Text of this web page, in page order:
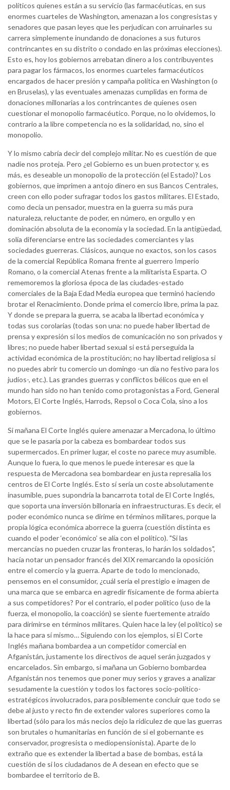
políticos quienes están a su servicio (las farmacéuticas, en sus
enormes cuarteles de Washington, amenazan a los congresistas y
senadores que pasan leyes que les perjudican con arruinarles su
carrera simplemente inundando de donaciones a sus futuros
contrincantes en su distrito o condado en las próximas elecciones).
Esto es, hoy los gobiernos arrebatan dinero a los contribuyentes
para pagar los fármacos, los enormes cuarteles farmacéuticos
encargados de hacer presión y campaña política en Washington (o
en Bruselas), y las eventuales amenazas cumplidas en forma de
donaciones millonarias a los contrincantes de quienes osen
cuestionar el monopolio farmacéutico. Porque, no lo olvidemos, lo
contrario a la libre competencia no es la solidaridad, no, sino el
monopolio.
Y lo mismo cabría decir del complejo militar. No es cuestión de que
nadie nos proteja. Pero ¿el Gobierno es un buen protector y, es
más, es deseable un monopolio de la protección (el Estado)? Los
gobiernos, que imprimen a antojo dinero en sus Bancos Centrales,
creen con ello poder sufragar todos los gastos militares. El Estado,
como decía un pensador, muestra en la guerra su más pura
naturaleza, reluctante de poder, en número, en orgullo y en
dominación absoluta de la economía y la sociedad. En la antigüedad,
solía diferenciarse entre las sociedades comerciantes y las
sociedades guerreras. Clásicos, aunque no exactos, son los casos
de la comercial República Romana frente al guerrero Imperio
Romano, o la comercial Atenas frente a la militarista Esparta. O
rememoremos la gloriosa época de las ciudades-estado
comerciales de la Baja Edad Media europea que terminó haciendo
brotar el Renacimiento. Donde prima el comercio libre, prima la paz.
Y donde se prepara la guerra, se acaba la libertad económica y
todas sus corolarias (todas son una: no puede haber libertad de
prensa y expresión si los medios de comunicación no son privados y
libres; no puede haber libertad sexual si está perseguida la
actividad económica de la prostitución; no hay libertad religiosa si
no puedes abrir tu comercio un domingo -un día no festivo para los
judíos-, etc.). Las grandes guerras y conflictos bélicos que en el
mundo han sido no han tenido como protagonistas a Ford, General
Motors, El Corte Inglés, Harrods, Repsol o Coca Cola, sino a los
gobiernos.
Si mañana El Corte Inglés quiere amenazar a Mercadona, lo último
que se le pasaría por la cabeza es bombardear todos sus
supermercados. En primer lugar, el coste no parece muy asumible.
Aunque lo fuera, lo que menos le puede interesar es que la
respuesta de Mercadona sea bombardear en justa represalia los
centros de El Corte Inglés. Esto sí sería un coste absolutamente
inasumible, pues supondría la bancarrota total de El Corte Inglés,
que soporta una inversión billonaria en infraestructuras. Es decir, el
poder económico nunca se dirime en términos militares, porque la
propia lógica económica aborrece la guerra (cuestión distinta es
cuando el poder ‘económico’ se alía con el político). "Si las
mercancías no pueden cruzar las fronteras, lo harán los soldados",
hacía notar un pensador francés del XIX remarcando la oposición
entre el comercio y la guerra. Aparte de todo lo mencionado,
pensemos en el consumidor, ¿cuál sería el prestigio e imagen de
una marca que se embarca en agredir físicamente de forma abierta
a sus competidores? Por el contrario, el poder político (uso de la
fuerza, el monopolio, la coacción) se siente fuertemente atraído
para dirimirse en términos militares. Quien hace la ley (el político) se
la hace para sí mismo… Siguiendo con los ejemplos, si El Corte
Inglés mañana bombardea a un competidor comercial en
Afganistán, justamente los directivos de aquel serán juzgados y
encarcelados. Sin embargo, si mañana un Gobierno bombardea
Afganistán nos tenemos que poner muy serios y graves a analizar
sesudamente la cuestión y todos los factores socio-político-
estratégicos involucrados, para posiblemente concluir que todo se
debe al justo y recto fin de extender valores superiores como la
libertad (sólo para los más necios dejo la ridiculez de que las guerras
son brutales o humanitarias en función de si el gobernante es
conservador, progresista o mediopensionista). Aparte de lo
extraño que es extender la libertad a base de bombas, está la
cuestión de si los ciudadanos de A desean en efecto que se
bombardee el territorio de B.